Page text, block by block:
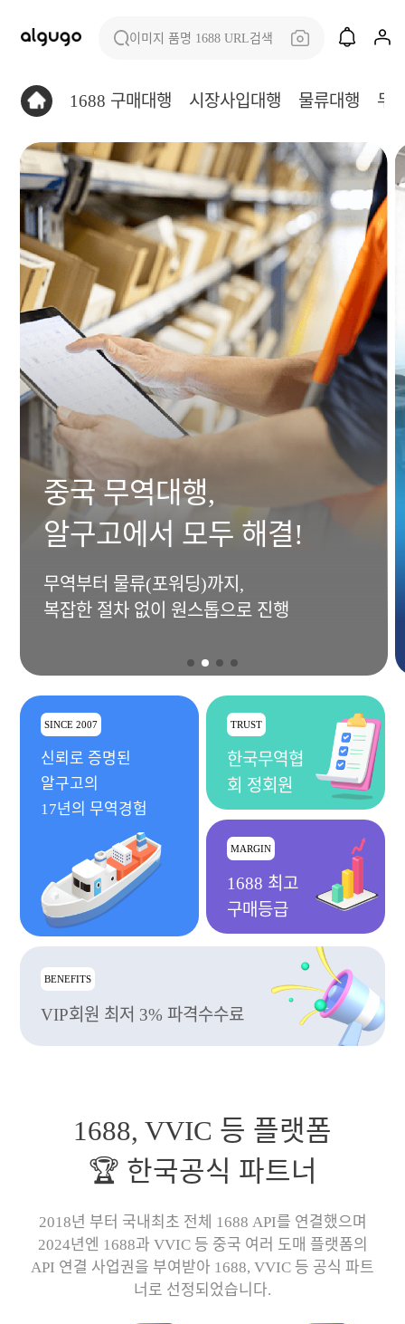
이미지 품명 1688 URL검색
1688 구매대행 시장사입대행 물류대행 무
중국 무역대행,
알구고에서 모두 해결!
무역부터 물류(포워딩)까지,
복잡한 절차 없이 원스톱으로 진행
SINCE 2007
신뢰로 증명된
알구고의
17년의 무역경험
TRUST
한국무역협
회 정회원
MARGIN
1688 최고
구매등급
BENEFITS
VIP회원 최저 3% 파격수수료
1688, VVIC 등 플랫폼
🏆 한국공식 파트너
2018년 부터 국내최초 전체 1688 API를 연결했으며
2024년엔 1688과 VVIC 등 중국 여러 도매 플랫폼의
API 연결 사업권을 부여받아 1688, VVIC 등 공식 파트
너로 선정되었습니다.